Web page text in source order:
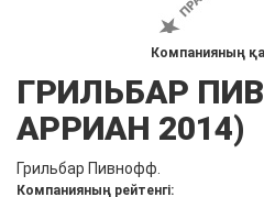
Компанияның
ГРИЛЬБАР
АРРИАН 2014)
Грильбар Пивнофф.
Компанияның рейтенгі: